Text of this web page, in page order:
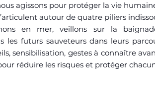
agissons pour protéger la vie
autour de quatre piliers
en mer, veillons sur la
les futurs sauveteurs dans leurs
sensibilisation, gestes à connaître
réduire les risques et protéger